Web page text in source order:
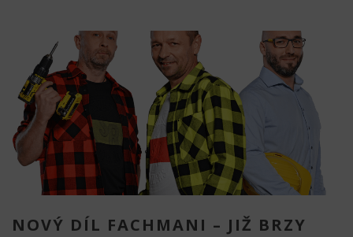
NOVÝ DÍL FACHMANI – JIŽ BRZY